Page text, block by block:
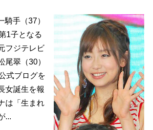
手（37）
1子となる
フジテレビ
尾翠（30）
式ブログを
女誕生を報
は「生まれ
...